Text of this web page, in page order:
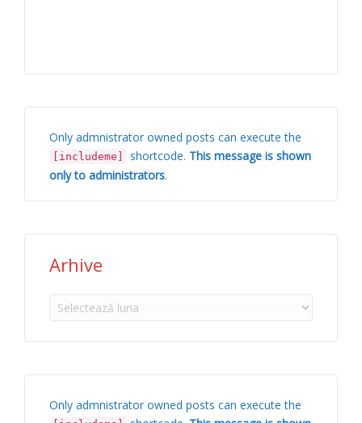
Only admnistrator owned posts can execute the
[includeme] shortcode. This message is shown
only to administrators.
Arhive
Arhive
Only admnistrator owned posts can execute the